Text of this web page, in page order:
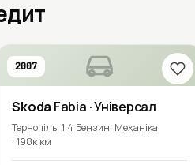
2007
Skoda Fabia · Універсал
Тернопіль 1.4 Бензин Механіка
198к км